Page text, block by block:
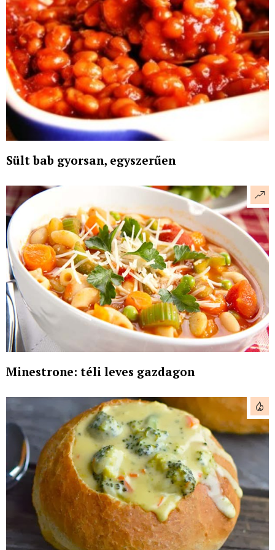
Sült bab gyorsan, egyszerűen
Minestrone: téli leves gazdagon